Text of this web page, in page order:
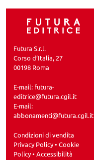
Futura S.r.l.
Corso d’Italia, 27
00198 Roma
E-mail: futura-
editrice@futura.cgil.it
E-mail:
abbonamenti@futura.cgil.it
Condizioni di vendita
Privacy Policy• Cookie
Policy• Accessibilità